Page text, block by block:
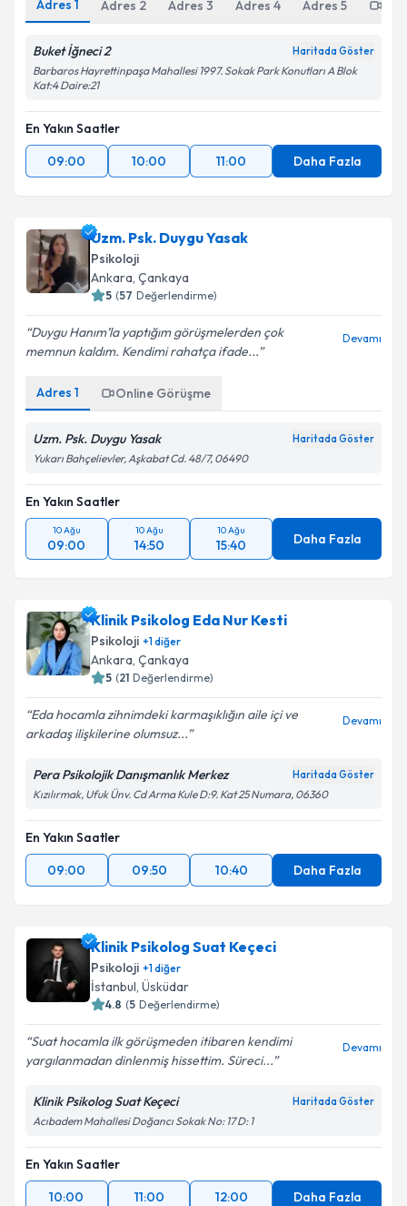
Adres 1 Adres 2 Adres 3 Adres 4 Adres 5
Buket İğneci 2 Haritada Göster
Barbaros Hayrettinpaşa Mahallesi 1997. Sokak Park Konutları A Blok
Kat:4 Daire:21
En Yakın Saatler
09:00
10:00 11:00 Daha Fazla
Uzm. Psk. Duygu Yasak
Psikoloji
Ankara, Çankaya
5 (57 Değerlendirme)
Duygu Hanım’la yaptığım görüşmelerden çok
memnun kaldım. Kendimi rahatça ifade...
Devamı
Adres 1 Online Görüşme
Uzm. Psk. Duygu Yasak Haritada Göster
Yukarı Bahçelievler, Aşkabat Cd. 48/7, 06490
En Yakın Saatler
10 Ağu
09:00
10 Ağu
14:50
10 Ağu
15:40 Daha Fazla
Klinik Psikolog Eda Nur Kesti
Psikoloji +1diğer
Ankara, Çankaya
5 (21 Değerlendirme)
Eda hocamla zihnimdeki karmaşıklığın aile içi ve
arkadaş ilişkilerine olumsuz...
Devamı
Pera Psikolojik Danışmanlık Merkez Haritada Göster
Kızılırmak, Ufuk Ünv. Cd Arma Kule D:9. Kat 25 Numara, 06360
En Yakın Saatler
09:00
09:50 10:40 Daha Fazla
Klinik Psikolog Suat Keçeci
Psikoloji +1diğer
İstanbul, Üsküdar
4.8 (5 Değerlendirme)
Suat hocamla ilk görüşmeden itibaren kendimi
yargılanmadan dinlenmiş hissettim. Süreci...
Devamı
Klinik Psikolog Suat Keçeci Haritada Göster
Acıbadem Mahallesi Doğancı Sokak No: 17 D: 1
En Yakın Saatler
10:00
11:00 12:00 Daha Fazla